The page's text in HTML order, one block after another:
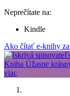
Neprečítate na:
Kindle
Ako čítať e-knihy